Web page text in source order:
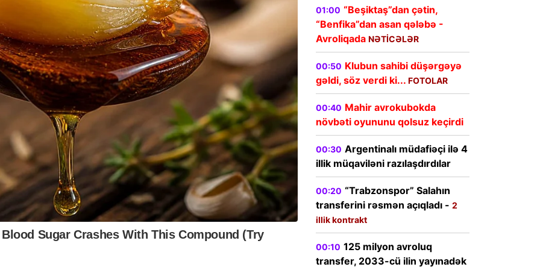
01:00 “Beşiktaş”dan çətin,
“Benfika”dan asan qələbə -
Avroliqada NƏTİCƏLƏR
00:50 Klubun sahibi düşərgəyə
gəldi, söz verdi ki... FOTOLAR
00:40 Mahir avrokubokda
növbəti oyununu qolsuz keçirdi
00:30 Argentinalı müdafiəçi ilə 4
illik müqaviləni razılaşdırdılar
00:20 “Trabzonspor” Salahın
transferini rəsmən açıqladı - 2
illik kontrakt
00:10 125 milyon avroluq
transfer, 2033-cü ilin yayınadək